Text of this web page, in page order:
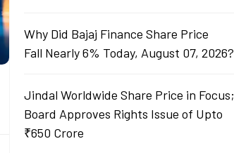
Why Did Bajaj Finance Share Price
Fall Nearly 6% Today, August 07, 2026?
Jindal Worldwide Share Price in Focus;
Board Approves Rights Issue of Upto
₹650 Crore